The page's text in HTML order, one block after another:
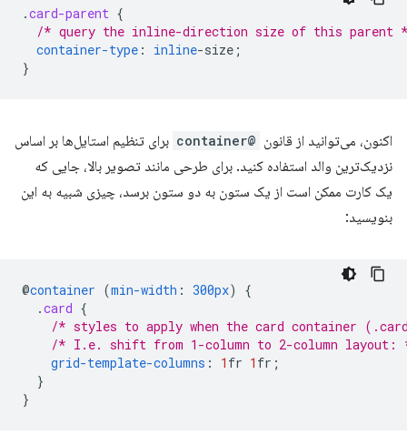
.card-parent {
/* query the inline-direction size of this parent
container-type : inline-size ;
}
اکنون، می‌توانید از قانون @container
برای تنظیم استایل‌ها بر اساس
نزدیک‌ترین والد استفاده کنید. برای طرحی مانند تصویر بالا، جایی که
یک کارت ممکن است از یک ستون به دو ستون برسد، چیزی شبیه به این
بنویسید:
@container (min-width : 300px)
{
.card {
/* styles to apply when the card container
/* I.e. shift from 1-column to 2-column layout:
grid-template-columns : 1 fr 1 fr ;
}
}